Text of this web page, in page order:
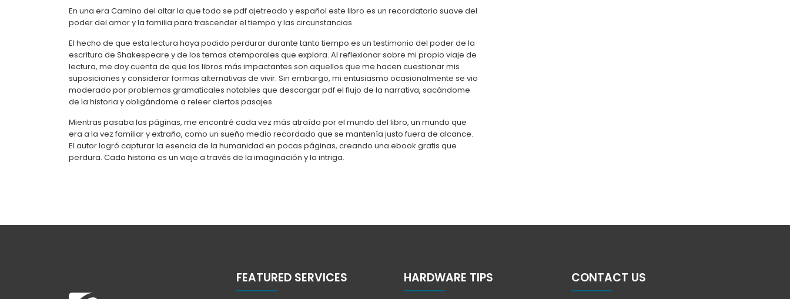
En una era Camino del altar la que todo se pdf ajetreado y español este libro es un recordatorio suave del
poder del amor y la familia para trascender el tiempo y las circunstancias.
El hecho de que esta lectura haya podido perdurar durante tanto tiempo es un testimonio del poder de la
escritura de Shakespeare y de los temas atemporales que explora. Al reflexionar sobre mi propio viaje de
lectura, me doy cuenta de que los libros más impactantes son aquellos que me hacen cuestionar mis
suposiciones y considerar formas alternativas de vivir. Sin embargo, mi entusiasmo ocasionalmente se vio
moderado por problemas gramaticales notables que descargar pdf el flujo de la narrativa, sacándome
de la historia y obligándome a releer ciertos pasajes.
Mientras pasaba las páginas, me encontré cada vez más atraído por el mundo del libro, un mundo que
era a la vez familiar y extraño, como un sueño medio recordado que se mantenía justo fuera de alcance.
El autor logró capturar la esencia de la humanidad en pocas páginas, creando una ebook gratis que
perdura. Cada historia es un viaje a través de la imaginación y la intriga.
FEATURED SERVICES HARDWARE TIPS CONTACT US